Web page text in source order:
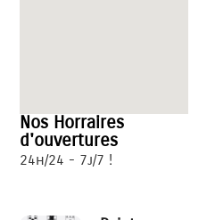
Nos Horraires
d'ouvertures
24h/24 - 7j/7 !